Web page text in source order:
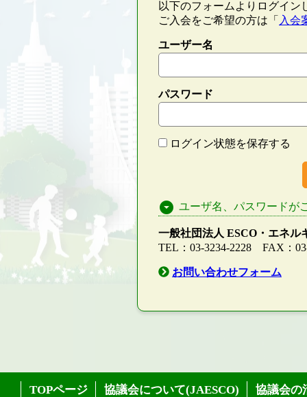
以下のフォームよりログイン
ご入会をご希望の方は「 入会
ユーザー名
パスワード
ログイン状態を保存する
arrow_drop_down_circle ユーザ名、パスワードが
一般社団法人 ESCO・エネル
TEL：03-3234-2228 FAX：
お問い合わせフォーム
TOPページ 協議会について(JAESCO) 協議会の